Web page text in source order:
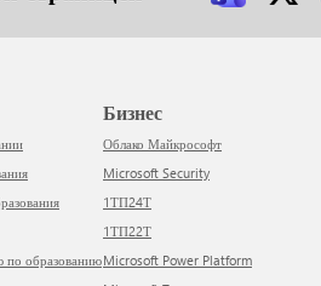
по образованию
Бизнес
Облако Майкрософт
Microsoft Security
1ТП24Т
1ТП22Т
Microsoft Power Platform